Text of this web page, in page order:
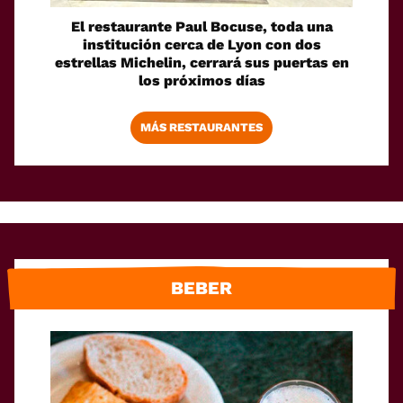
El restaurante Paul Bocuse, toda una
institución cerca de Lyon con dos
estrellas Michelin, cerrará sus puertas en
los próximos días
MÁS RESTAURANTES
BEBER